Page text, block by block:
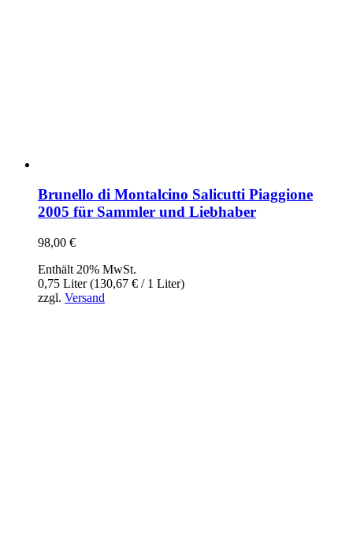
Brunello di Montalcino Salicutti Piaggione
2005 für Sammler und Liebhaber
98,00 €
Enthält 20% MwSt.
0,75 Liter (130,67 € / 1 Liter)
zzgl. Versand